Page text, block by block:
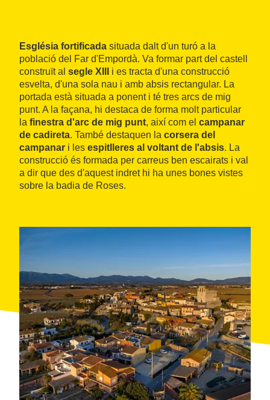
Església fortificada situada dalt d'un turó a la
població del Far d'Empordà. Va formar part del castell
construït al segle XIII
i es tracta d'una construcció
esvelta, d'una sola nau i amb absis rectangular. La
portada està situada a ponent i té tres arcs de mig
punt. A la façana, hi destaca de forma molt particular
la finestra d'arc de mig punt, així com el campanar
de cadireta. També destaquen la corsera del
campanar i les espitlleres al voltant de l'absis. La
construcció és formada per carreus ben escairats i val
a dir que des d'aquest indret hi ha unes bones vistes
sobre la badia de Roses.